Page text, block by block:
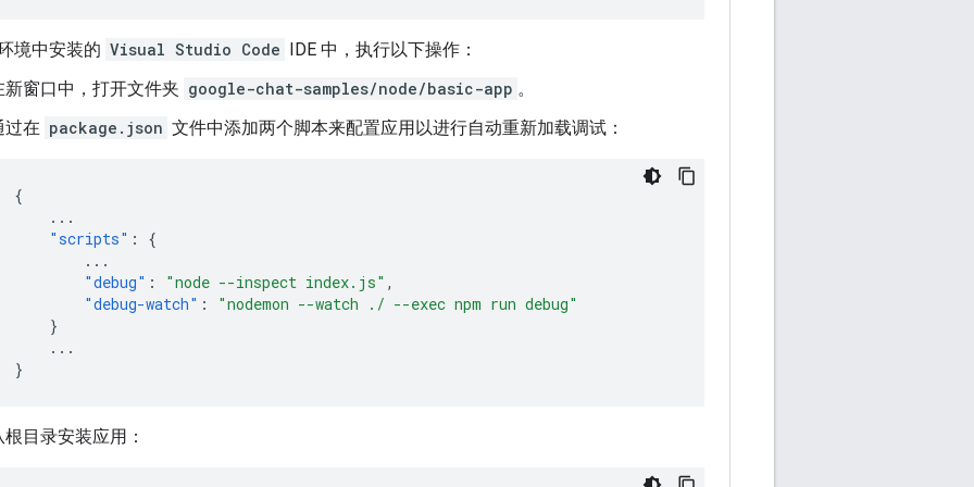
境中安装的 Visual Studio Code IDE 中，执行以下操作：
新窗口中，打开文件夹 google-chat-samples/node/basic-app 。
过在 package.json 文件中添加两个脚本来配置应用以进行自动重新加载调试：
{
...
"scripts" :
{
...
"debug" : "node --inspect index.js" ,
"debug-watch" :
"nodemon --watch ./ --exec npm run debug"
}
...
}
根目录安装应用：